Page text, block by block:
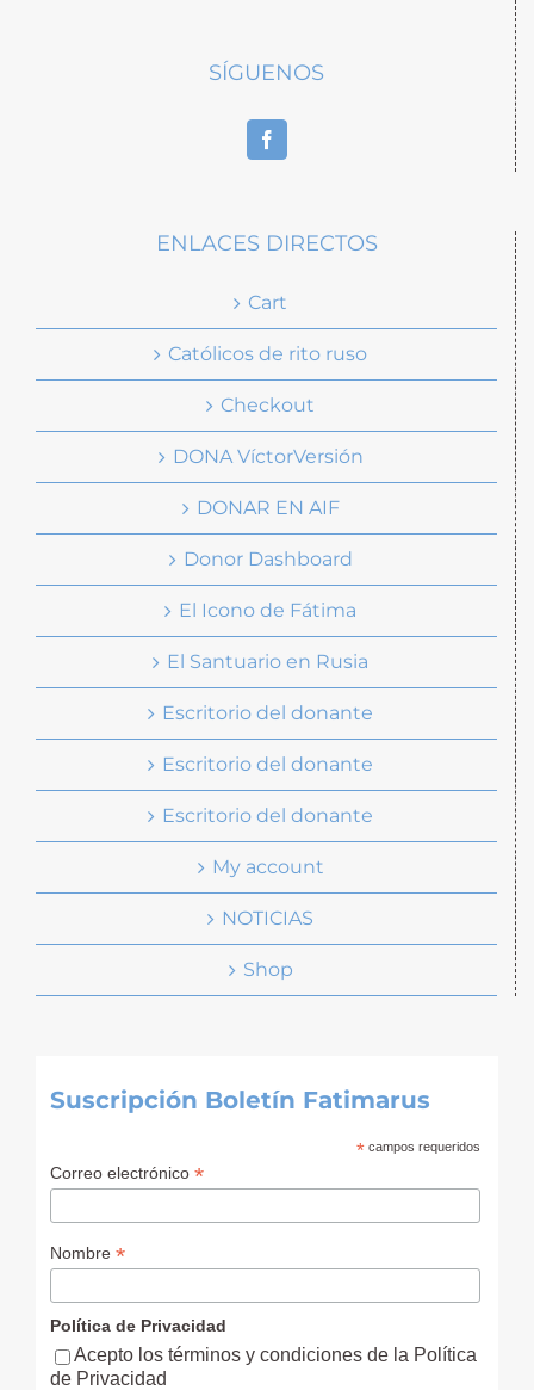
SÍGUENOS
ENLACES DIRECTOS
Cart
Católicos de rito ruso
Checkout
DONA VíctorVersión
DONAR EN AIF
Donor Dashboard
El Icono de Fátima
El Santuario en Rusia
Escritorio del donante
Escritorio del donante
Escritorio del donante
My account
NOTICIAS
Shop
Suscripción Boletín Fatimarus
*campos requeridos
Correo electrónico *
Nombre *
Política de Privacidad
Acepto los términos y condiciones de la Política
de Privacidad